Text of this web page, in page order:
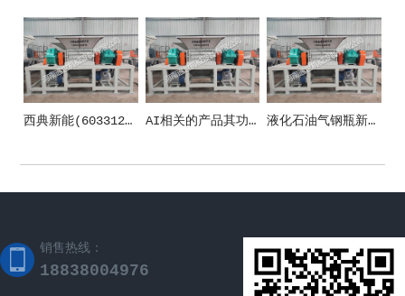
西典新能(603312)_股票在市场上生意的金额_行情_走势图—东方财富网 AI相关的产品其功能和应用场景 液化石油气钢瓶新国标施行 清晰五方面安全规范
销售热线：
18838004976